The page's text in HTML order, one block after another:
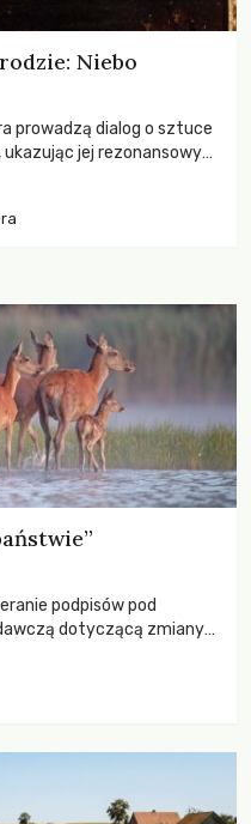
Niebo
prowadzą dialog o sztuce
jej rezonansowy
podpisów pod
dotyczącą zmiany
przyrody i zwierząt,